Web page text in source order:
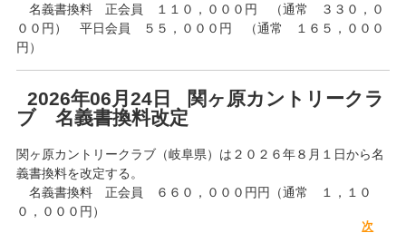
名義書換料 正会員 １１０，０００円 （通常 ３３０，０
００円） 平日会員 ５５，０００円 （通常 １６５，０００
円）
2026年06月24日 関ヶ原カントリークラ
ブ 名義書換料改定
関ヶ原カントリークラブ（岐阜県）は２０２６年８月１日から名
義書換料を改定する。
名義書換料 正会員 ６６０，０００円円（通常 １，１０
０，０００円）
次